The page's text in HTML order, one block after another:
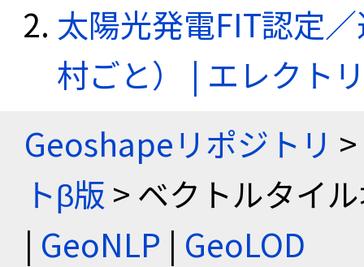
太陽光発電FIT認定
村ごと） | エレクト
Geoshapeリポジトリ >
トβ版 > ベクトルタイ
| GeoNLP | GeoLOD